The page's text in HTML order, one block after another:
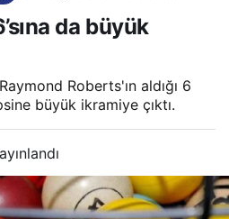
da büyük
Roberts'ın aldığı 6
büyük ikramiye çıktı.